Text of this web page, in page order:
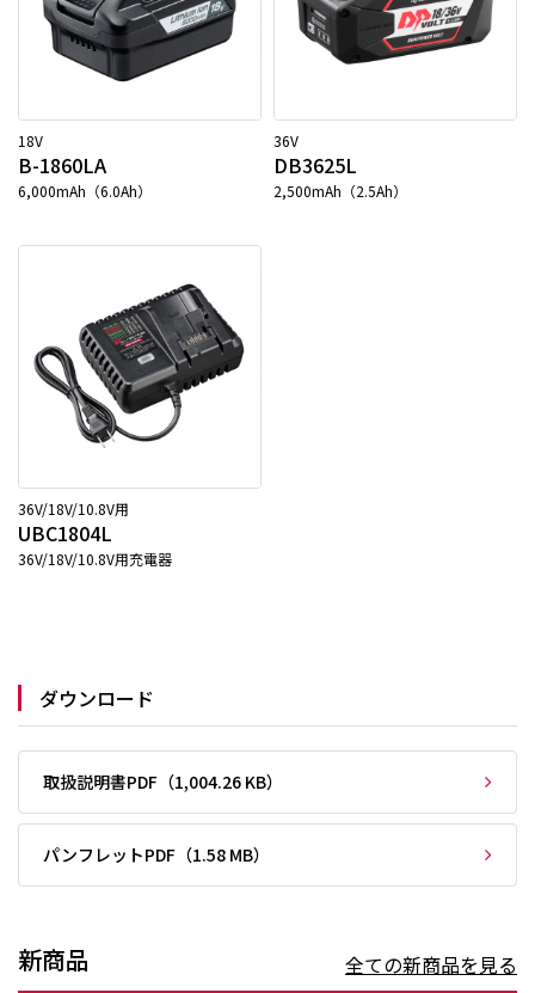
18V
B-1860LA
6,000mAh（6.0Ah）
36V
DB3625L
2,500mAh（2.5Ah）
36V/18V/10.8V用
UBC1804L
36V/18V/10.8V用充電器
ダウンロード
取扱説明書PDF（1,004.26 KB）
パンフレットPDF（1.58 MB）
新商品 全ての新商品を見る